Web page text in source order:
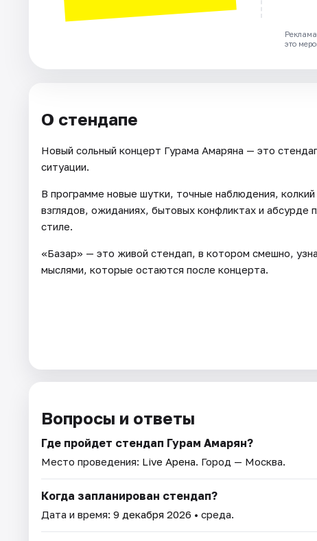
это
О стендапе
Новый сольный концерт Гурама Амаряна — это
ситуации.
В программе новые шутки, точные наблюдения,
взглядов, ожиданиях, бытовых конфликтах и
стиле.
«Базар» — это живой стендап, в котором смешно,
мыслями, которые остаются после концерта.
Вопросы и ответы
Где пройдет стендап Гурам Амарян?
Место проведения: Live Арена. Город — Москва.
Когда запланирован стендап?
Дата и время: 9 декабря 2026 • среда.